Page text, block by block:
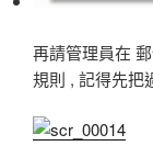
再請管理員在
規則 , 記得先把